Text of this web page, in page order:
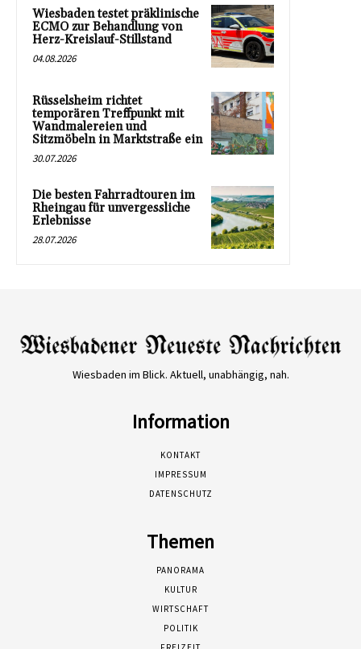
Wiesbaden testet präklinische
ECMO zur Behandlung von
Herz-Kreislauf-Stillstand
04.08.2026
Rüsselsheim richtet
temporären Treffpunkt mit
Wandmalereien und
Sitzmöbeln in Marktstraße ein
30.07.2026
Die besten Fahrradtouren im
Rheingau für unvergessliche
Erlebnisse
28.07.2026
Wiesbaden im Blick. Aktuell, unabhängig, nah.
Information
KONTAKT
IMPRESSUM
DATENSCHUTZ
Themen
PANORAMA
KULTUR
WIRTSCHAFT
POLITIK